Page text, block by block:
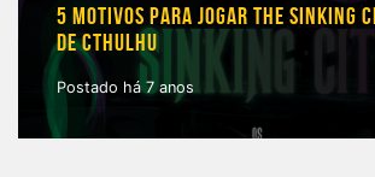
5 MOTIVOS PARA JOGAR THE SINKING
DE CTHULHU
Postado há 7 anos